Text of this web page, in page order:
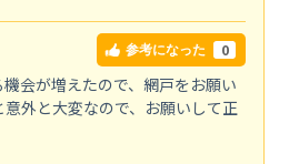
参考になった 0
会が増えたので、網戸をお願い
外と大変なので、お願いして正